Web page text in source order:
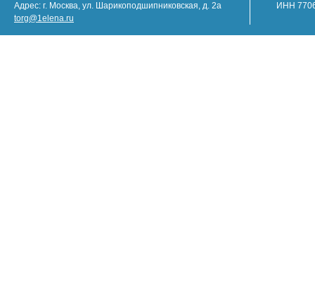
Адрес: г. Москва, ул. Шарикоподшипниковская, д. 2а
torg@1elena.ru
ИНН